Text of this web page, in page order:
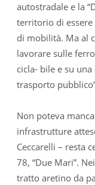
autostradale e la
territorio di
di mobilità. Ma al
lavorare sulle
cicla- bile e su
trasporto
Non poteva
infrastrutture
Ceccarelli – resta
78, “Due Mari”.
tratto aretino da